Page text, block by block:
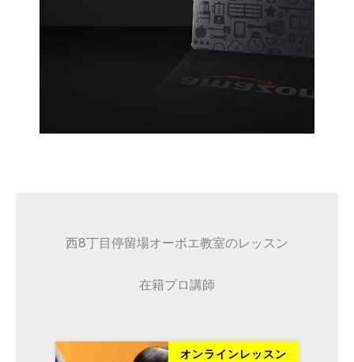
西8丁目停留場オーボエ教室のレッスン
在籍プロ講師
オンラインレッスン